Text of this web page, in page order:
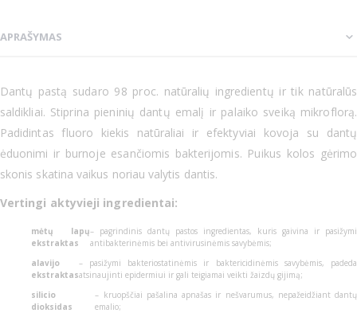
APRAŠYMAS
Dantų pastą sudaro 98 proc. natūralių ingredientų ir tik natūralūs
saldikliai. Stiprina pieninių dantų emalį ir palaiko sveiką mikroflorą.
Padidintas fluoro kiekis natūraliai ir efektyviai kovoja su dantų
ėduonimi ir burnoje esančiomis bakterijomis. Puikus kolos gėrimo
skonis skatina vaikus noriau valytis dantis.
Vertingi aktyvieji ingredientai:
mėtų lapų
ekstraktas
– pagrindinis dantų pastos ingredientas, kuris gaivina ir pasižymi
antibakterinėmis bei antivirusinėmis savybėmis;
alavijo
ekstraktas
– pasižymi bakteriostatinėmis ir baktericidinėmis savybėmis, padeda
atsinaujinti epidermiui ir gali teigiamai veikti žaizdų gijimą;
silicio
dioksidas
– kruopščiai pašalina apnašas ir nešvarumus, nepažeidžiant dantų
emalio;